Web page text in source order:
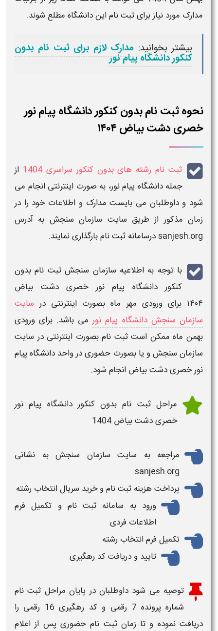
مدارک مورد نیاز برای ثبت ناماین دانشگاه مطلع شوند.
بیشتر بخوانید: مدارک لازم برای ثبت نام بدون
کنکور دانشگاه پیام نور
نحوه ثبت نام بدون کنکور دانشگاه پیام نور
خصری دشت بیاض ۱۴۰۴
ثبت نام رشته های بدون کنکور سراسری 1404
از
جمله دانشگاه پیام نور، به صورت اینترنتیانجام می
شود و داوطلبان می بایست مدارک و اطلاعات خود را در
زمان مذکور از طریق سایت سازمان سنجش به آدرس
sanjesh.orgدرسامانه ثبت نام بارگذاری نمایند.
با توجه به اطلاعیه سازمان سنجشثبت نام بدون
کنکور دانشگاه پیام نور خصری دشت بیاض
۱۴۰۴ برای ورودی مهر ماه بصورت اینترنتی در سایت
سازمان سنجش دانشگاه پیام نورمی باشد. برای ورودی
بهمن ماه ممکن استثبت نامبصورت اینترنتی در سایت
سازمان سنجش و یا بصورت حضوری در واحد دانشگاه پیام
نور خصری دشت بیاض انجام شود.
مراحل ثبت نام بدون کنکور دانشگاه پیام نور
خصری دشت بیاض 1404
مراجعه به سایت سازمان سنجش به نشانی
sanjesh.org
پرداخت هزینه ثبت نام و خرید سریال انتخاب رشته
ورود به سامانه ثبت نام و تکمیل فرم
اطلاعات فردی
تکمیل فرم انتخاب رشته
تایید و دریافت کد رهگیری
توصیه می شود داوطلبان در پایان مراحل ثبت نام
شماره پرونده 7 رقمی و کد رهگیری 16 رقمی
را
دریافت نموده و تا زمان ثبت نام حضوری پس از اعلام